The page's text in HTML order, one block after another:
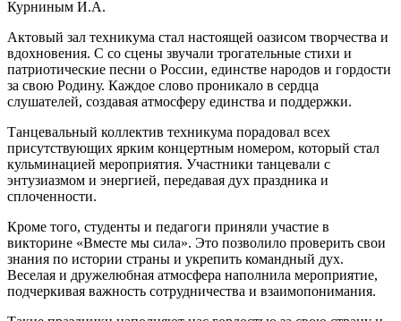
Курниным И.А.
Актовый зал техникума стал настоящей оазисом творчества и
вдохновения. С со сцены звучали трогательные стихи и
патриотические песни о России, единстве народов и гордости
за свою Родину. Каждое слово проникало в сердца
слушателей, создавая атмосферу единства и поддержки.
Танцевальный коллектив техникума порадовал всех
присутствующих ярким концертным номером, который стал
кульминацией мероприятия. Участники танцевали с
энтузиазмом и энергией, передавая дух праздника и
сплоченности.
Кроме того, студенты и педагоги приняли участие в
викторине «Вместе мы сила». Это позволило проверить свои
знания по истории страны и укрепить командный дух.
Веселая и дружелюбная атмосфера наполнила мероприятие,
подчеркивая важность сотрудничества и взаимопонимания.